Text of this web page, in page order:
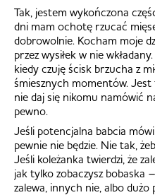
Tak, jestem wykończona
dni mam ochotę rzucać
dobrowolnie. Kocham moje
przez wysiłek w nie
kiedy czuję ścisk brzucha z
śmiesznych momentów. Jest
nie daj się nikomu namówić
pewno.
Jeśli potencjalna babcia
pewnie nie będzie. Nie tak,
Jeśli koleżanka twierdzi, że
jak tylko zobaczysz bobaska
zalewa, innych nie, albo dużo